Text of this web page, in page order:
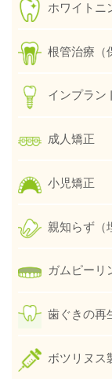
ホワイトニ
根管治療（
インプラン
成人矯正
小児矯正
親知らず（
ガムピーリ
歯ぐきの再
ボツリヌス